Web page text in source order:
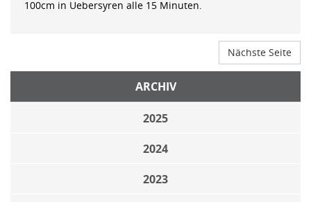
100cm in Uebersyren alle 15 Minuten.
Nächste Seite
ARCHIV
2025
2024
2023